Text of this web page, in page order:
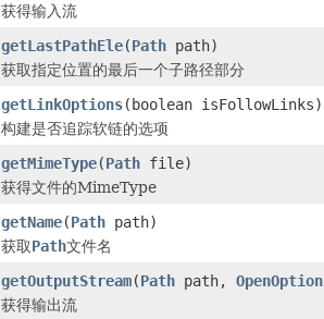
获得输入流
getLastPathEle(Path path)
获取指定位置的最后一个子路径部分
getLinkOptions(boolean isFollowLinks)
构建是否追踪软链的选项
getMimeType(Path file)
获得文件的MimeType
getName(Path path)
获取Path文件名
getOutputStream(Path path, OpenOption
获得输出流